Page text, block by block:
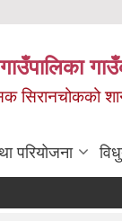
सिरानचोकको
परियोजना